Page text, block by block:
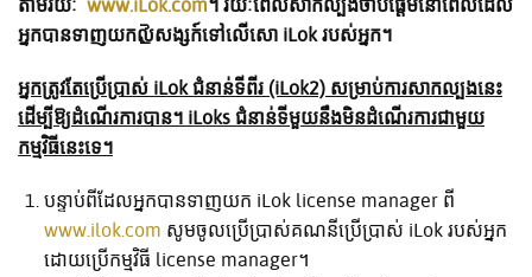
តាមរយៈ www.iLok.com។ រយៈពេលសាកល្បងចាប់ផ្តើមនៅពេលដែល
អ្នកបានទាញយកលైសង្សក៍ទៅលើសោ iLok របស់អ្នក។
អ្នកត្រូវតែប្រើប្រាស់ iLok ជំនាន់ទីពីរ (iLok2) សម្រាប់ការសាកល្បងនេះ
ដើម្បីឱ្យដំណើរការបាន។ iLoks ជំនាន់ទីមួយនឹងមិនដំណើរការជាមួយ
កម្មវិធីនេះទេ។
បន្ទាប់ពីដែលអ្នកបានទាញយក iLok license manager ពី
www.ilok.com សូមចូលប្រើប្រាស់គណនីប្រើប្រាស់ iLok របស់អ្នក
ដោយប្រើកម្មវិធី license manager។